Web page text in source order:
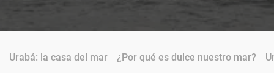
Urabá: la casa del mar ¿Por qué es dulce nuestro mar?